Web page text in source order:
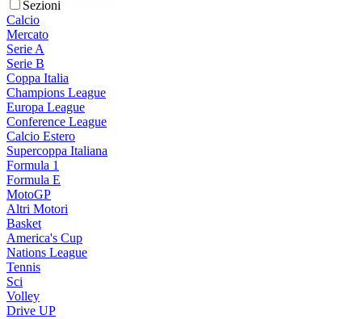
Sezioni
Calcio
Mercato
Serie A
Serie B
Coppa Italia
Champions League
Europa League
Conference League
Calcio Estero
Supercoppa Italiana
Formula 1
Formula E
MotoGP
Altri Motori
Basket
America's Cup
Nations League
Tennis
Sci
Volley
Drive UP